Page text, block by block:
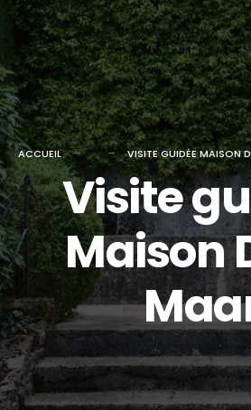
ACCUEIL VISITE GUIDÉE MAISON
Visite
Maison